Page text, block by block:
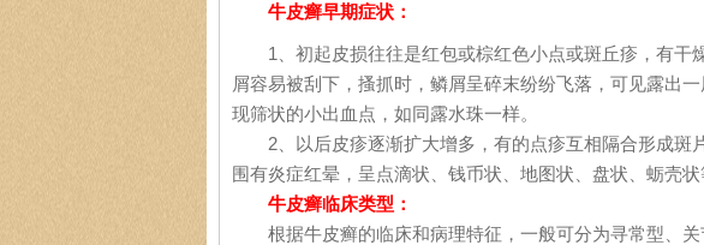
牛皮癣早期症状：
1、初起皮损往往是红包或棕红色小点或斑丘疹，有干
屑容易被刮下，搔抓时，鳞屑呈碎末纷纷飞落，可见露出
现筛状的小出血点，如同露水珠一样。
2、以后皮疹逐渐扩大增多，有的点疹互相隔合形成斑
围有炎症红晕，呈点滴状、钱币状、地图状、盘状、蛎壳状
牛皮癣临床类型：
根据牛皮癣的临床和病理特征，一般可分为寻常型、关